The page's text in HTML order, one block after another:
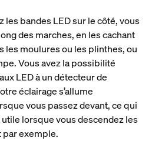
les bandes LED sur le côté, vous
des marches, en les cachant
les moulures ou les plinthes, ou
Vous avez la possibilité
LED à un détecteur de
éclairage s’allume
vous passez devant, ce qui
lorsque vous descendez les
par exemple.